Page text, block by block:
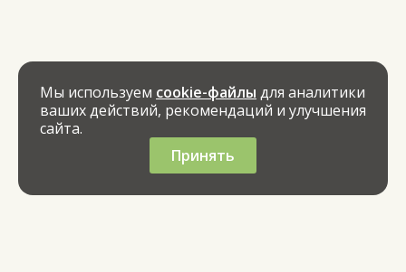
Мы используем cookie-файлы для аналитики
ваших действий, рекомендаций и улучшения
сайта.
Принять